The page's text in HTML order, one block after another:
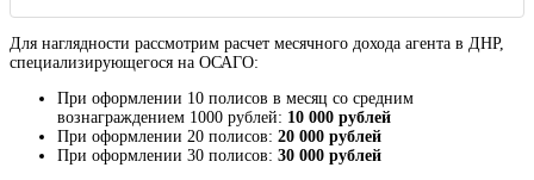
Для наглядности рассмотрим расчет месячного дохода агента в ДНР,
специализирующегося на ОСАГО:
При оформлении 10 полисов в месяц со средним
вознаграждением 1000 рублей: 10 000 рублей
При оформлении 20 полисов: 20 000 рублей
При оформлении 30 полисов: 30 000 рублей